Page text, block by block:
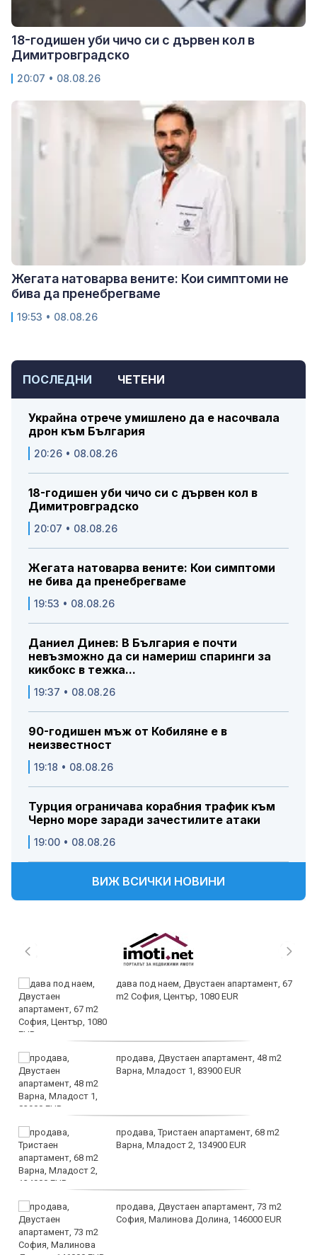
ПОСЛЕДНИ ЧЕТЕНИ
Украйна отрече умишлено да е насочвала
дрон към България
20:26 • 08.08.26
18-годишен уби чичо си с дървен кол в
Димитровградско
20:07 • 08.08.26
Жегата натоварва вените: Кои симптоми
не бива да пренебрегваме
19:53 • 08.08.26
Даниел Динев: В България е почти
невъзможно да си намериш спаринги за
кикбокс в тежка...
19:37 • 08.08.26
90-годишен мъж от Кобиляне е в
неизвестност
19:18 • 08.08.26
Турция ограничава корабния трафик към
Черно море заради зачестилите атаки
19:00 • 08.08.26
ВИЖ ВСИЧКИ НОВИНИ
дава под наем, Двустаен апартамент, 67
m2 София, Център, 1080 EUR
продава, Двустаен апартамент, 48 m2
Варна, Младост 1, 83900 EUR
продава, Тристаен апартамент, 68 m2
Варна, Младост 2, 134900 EUR
продава, Двустаен апартамент, 73 m2
София, Малинова Долина, 146000 EUR
18-годишен уби чичо си с дървен кол в
Димитровградско
20:07 • 08.08.26
Жегата натоварва вените: Кои симптоми не
бива да пренебрегваме
19:53 • 08.08.26